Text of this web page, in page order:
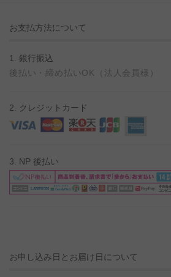
お支払方法について
1. 銀行振込
後払い・締め払いOK（法人会員様）
2. クレジットカード
3. NP 後払い
お申し込み日とお届け日について